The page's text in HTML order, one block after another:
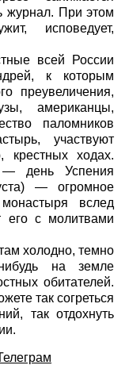
журнал. При этом
исповедует,
всей России
к которым
преувеличения,
американцы,
паломников
участвуют
крестных ходах.
— день Успения
— огромное
вслед
его с молитвами
холодно, темно
на земле
обитателей.
так согреться
так отдохнуть